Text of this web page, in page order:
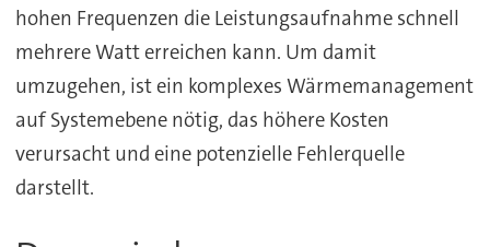
hohen Frequenzen die Leistungsaufnahme schnell
mehrere Watt erreichen kann. Um damit
umzugehen, ist ein komplexes Wärmemanagement
auf Systemebene nötig, das höhere Kosten
verursacht und eine potenzielle Fehlerquelle
darstellt.